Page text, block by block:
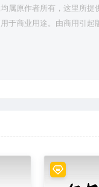
属原作者所有，这里所提
于商业用途。由商用引起